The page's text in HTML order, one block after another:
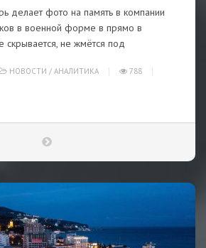
делает фото на память в компании
в военной форме в прямо в
скрывается, не жмётся под
НОВОСТИ / АНАЛИТИКА
788